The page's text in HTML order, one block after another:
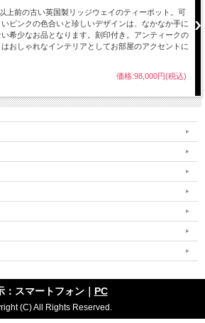
上前の古い英国製リッジウェイのティーポット。可
ピンクの色合いと珍しいデザインは、なかなか手に
い希少なお品となります。刻印付き。アンティークの
はおしゃれなインテリアとしてお部屋のアクセントに
価格:98,000円(税込)
：スマートフォン｜ PC
(C) All Rights Reserved.